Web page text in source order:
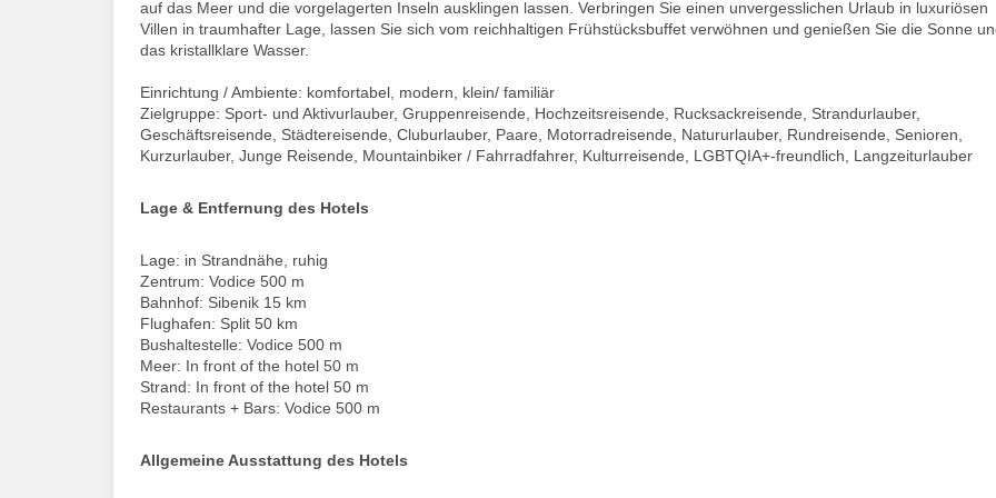
auf das Meer und die vorgelagerten Inseln ausklingen lassen. Verbringen Sie einen unvergesslichen Urlaub in luxuriösen
Villen in traumhafter Lage, lassen Sie sich vom reichhaltigen Frühstücksbuffet verwöhnen und genießen Sie die Sonne
das kristallklare Wasser.
Einrichtung / Ambiente: komfortabel, modern, klein/ familiär
Zielgruppe: Sport- und Aktivurlauber, Gruppenreisende, Hochzeitsreisende, Rucksackreisende, Strandurlauber,
Geschäftsreisende, Städtereisende, Cluburlauber, Paare, Motorradreisende, Natururlauber, Rundreisende, Senioren,
Kurzurlauber, Junge Reisende, Mountainbiker / Fahrradfahrer, Kulturreisende, LGBTQIA+-freundlich, Langzeiturlauber
Lage & Entfernung des Hotels
Lage: in Strandnähe, ruhig
Zentrum: Vodice 500 m
Bahnhof: Sibenik 15 km
Flughafen: Split 50 km
Bushaltestelle: Vodice 500 m
Meer: In front of the hotel 50 m
Strand: In front of the hotel 50 m
Restaurants + Bars: Vodice 500 m
Allgemeine Ausstattung des Hotels